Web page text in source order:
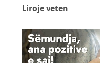
Liroje veten